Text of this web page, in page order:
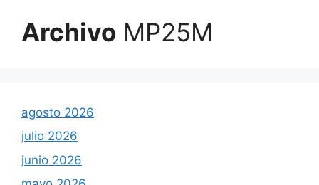
Archivo MP25M
agosto 2026
julio 2026
junio 2026